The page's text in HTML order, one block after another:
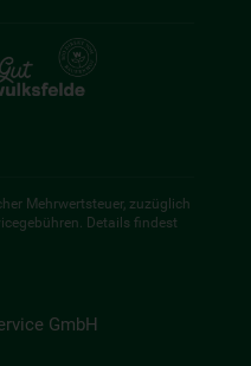
Mehrwertsteuer, zuzüglich
Details findest
GmbH